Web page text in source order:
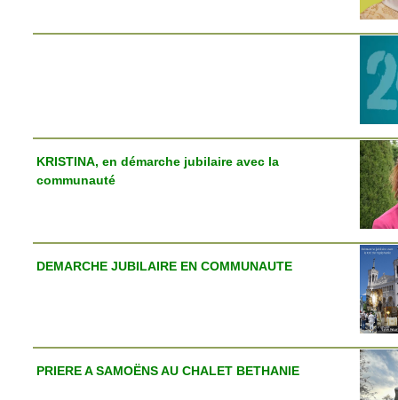
KRISTINA, en démarche jubilaire avec la
communauté
DEMARCHE JUBILAIRE EN COMMUNAUTE
PRIERE A SAMOËNS AU CHALET BETHANIE